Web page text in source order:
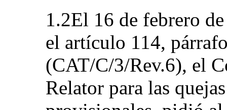
1.2El 16 de febrero
el artículo 114,
(CAT/C/3/Rev.6), el
Relator para las